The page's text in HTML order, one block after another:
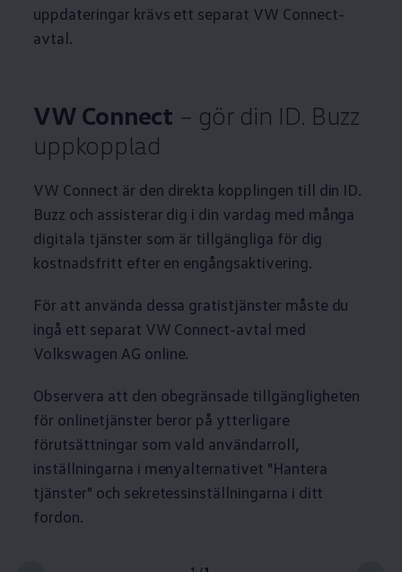
uppdateringar krävs ett separat VW Connect-
avtal.
VW Connect – gör din ID. Buzz
uppkopplad
VW Connect är den direkta kopplingen till din ID.
Buzz och assisterar dig i din vardag med många
digitala tjänster som är tillgängliga för dig
kostnadsfritt efter en engångsaktivering.
För att använda dessa gratistjänster måste du
ingå ett separat VW Connect-avtal med
Volkswagen AG online.
Observera att den obegränsade tillgängligheten
för onlinetjänster beror på ytterligare
förutsättningar som vald användarroll,
inställningarna i menyalternativet "Hantera
tjänster" och sekretessinställningarna i ditt
fordon.